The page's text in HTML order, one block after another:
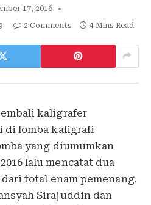
17, 2016
2 Comments 4 Mins Read
kaligrafer
di lomba kaligrafi
yang diumumkan
lalu mencatat dua
total enam pemenang.
Sirajuddin dan